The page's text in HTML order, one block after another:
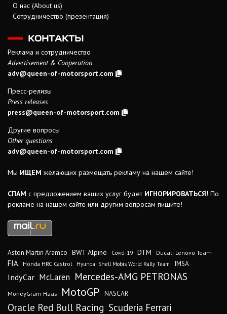
О нас (About us)
Сотрудничество (презентация)
КОНТАКТЫ
Реклама и сотрудничество
Advertisement & Cooperation
adv@queen-of-motorsport.com
Пресс-релизы
Press releases
press@queen-of-motorsport.com
Другие вопросы
Other questions
adv@queen-of-motorsport.com
Мы ИЩЕМ желающих размещать рекламу на нашем сайте!
СПАМ с предложением ваших услуг будет ИГНОРИРОВАТЬСЯ! По
рекламе на нашем сайте или другим вопросам пишите!
Aston Martin Aramco BWT Alpine Covid-19 DTM Ducati Lenovo Team
FIA Honda HRC Castrol Hyundai Shell Mobis World Rally Team IMSA
IndyCar McLaren Mercedes-AMG PETRONAS
MoneyGram Haas MotoGP NASCAR
Oracle Red Bull Racing Scuderia Ferrari